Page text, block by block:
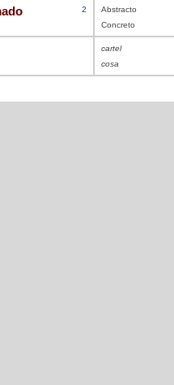
2
Abstracto
Concreto
cartel
cosa